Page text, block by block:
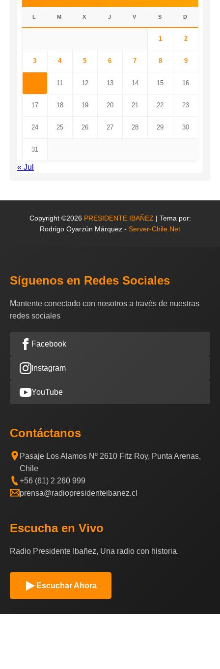
L M X J V S D
1 2
3 4 5 6 7 8 9
11 12 13 14 15 16
17 18 19 20 21 22 23
24 25 26 27 28 29 30
31
« Jul
Copyright ©2026 PRESIDENTE IBAÑEZ | Tema por:
Rodrigo Oyarzún Márquez - Server-Chile.Net
Síguenos en Redes Sociales
Mantente conectado con nosotros a través de nuestras
redes sociales
Facebook
Instagram
YouTube
Contáctanos
Pasaje Los Alamos Nº 2610 Fitz Roy, Punta Arenas,
Chile
+56 (61) 2 260 999
prensa@radiopresidenteibanez.cl
Escucha en Vivo
Radio Presidente Ibañez, Una radio con historia.
Escuchar Ahora